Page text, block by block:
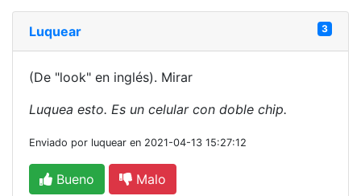
Luquear 3
(De "look" en inglés). Mirar
Luquea esto. Es un celular con doble chip.
Enviado por luquear en 2021-04-13 15:27:12
Bueno Malo